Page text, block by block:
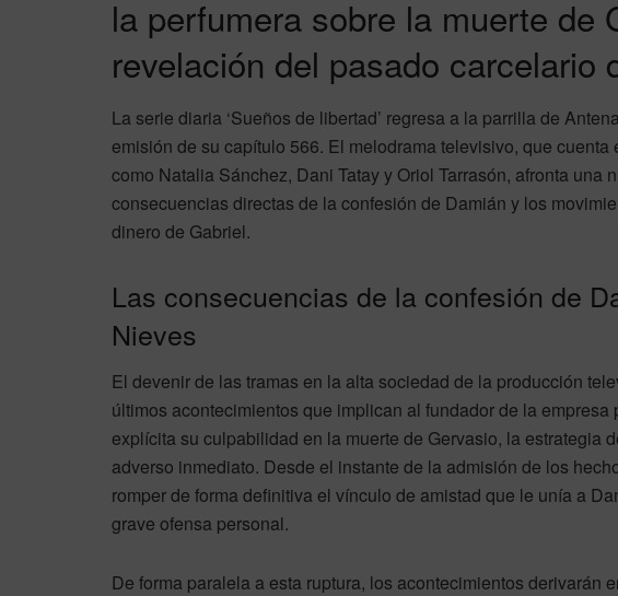
la perfumera sobre la muerte de
revelación del pasado carcelario
La serie diaria ‘Sueños de libertad’ regresa a la parrilla de
emisión de su capítulo 566. El melodrama televisivo, que
como Natalia Sánchez, Dani Tatay y Oriol Tarrasón, afronta una
consecuencias directas de la confesión de Damián y los
dinero de Gabriel.
Las consecuencias de la confesión de
Nieves
El devenir de las tramas en la alta sociedad de la producción
últimos acontecimientos que implican al fundador de la empresa
explícita su culpabilidad en la muerte de Gervasio, la estrategia
adverso inmediato. Desde el instante de la admisión de los
romper de forma definitiva el vínculo de amistad que le unía a
grave ofensa personal.
De forma paralela a esta ruptura, los acontecimientos derivarán